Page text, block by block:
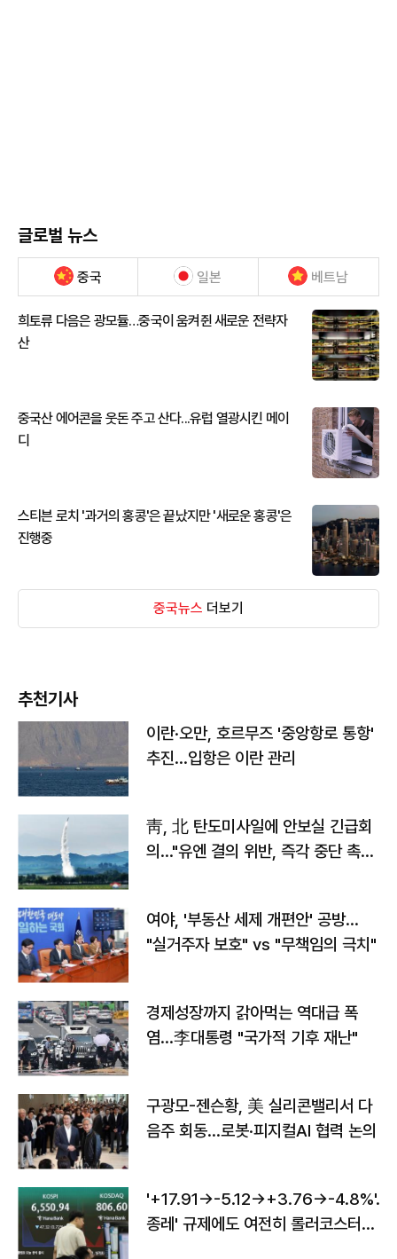
글로벌 뉴스
중국 일본 베트남
희토류 다음은 광모듈…중국이 움켜쥔 새로운 전략자
산
중국산 에어콘을 웃돈 주고 산다...유럽 열광시킨 메이
디
스티븐 로치 '과거의 홍콩'은 끝났지만 '새로운 홍콩'은
진행중
중국뉴스 더보기
추천기사
이란·오만, 호르무즈 '중앙항로 통항'
추진…입항은 이란 관리
靑, 北 탄도미사일에 안보실 긴급회
의…"유엔 결의 위반, 즉각 중단 촉
여야, '부동산 세제 개편안' 공방…
"실거주자 보호" vs "무책임의 극치"
경제성장까지 갉아먹는 역대급 폭
염…李대통령 "국가적 기후 재난"
구광모-젠슨황, 美 실리콘밸리서 다
음주 회동…로봇·피지컬AI 협력 논의
'+17.91→-5.12→+3.76→-4.8%'…'
종레' 규제에도 여전히 롤러코스터